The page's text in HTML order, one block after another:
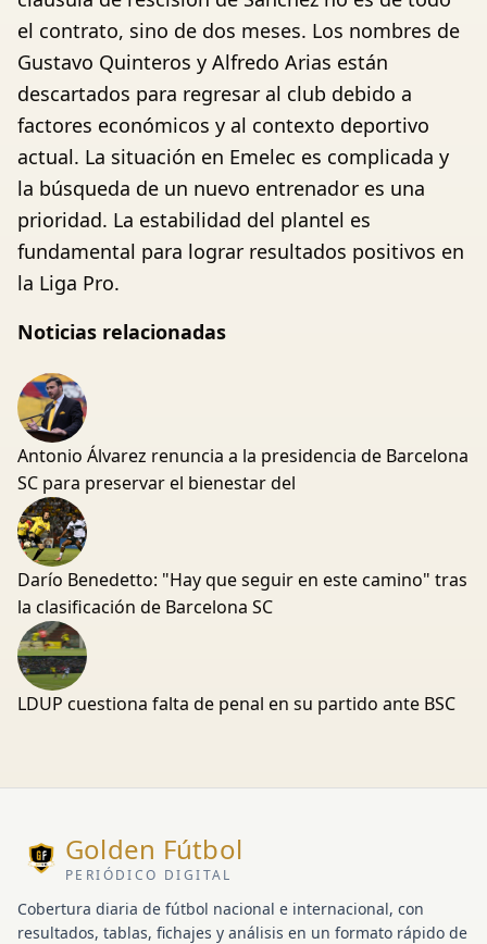
el contrato, sino de dos meses. Los nombres de
Gustavo Quinteros y Alfredo Arias están
descartados para regresar al club debido a
factores económicos y al contexto deportivo
actual. La situación en Emelec es complicada y
la búsqueda de un nuevo entrenador es una
prioridad. La estabilidad del plantel es
fundamental para lograr resultados positivos en
la Liga Pro.
Noticias relacionadas
Antonio Álvarez renuncia a la presidencia de Barcelona
SC para preservar el bienestar del
Darío Benedetto: "Hay que seguir en este camino" tras
la clasificación de Barcelona SC
LDUP cuestiona falta de penal en su partido ante BSC
Golden Fútbol
PERIÓDICO DIGITAL
Cobertura diaria de fútbol nacional e internacional, con
resultados, tablas, fichajes y análisis en un formato rápido de